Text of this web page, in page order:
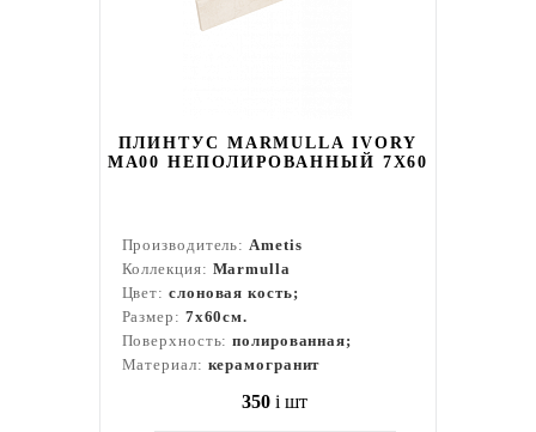
ПЛИНТУС MARMULLA IVORY
MA00 НЕПОЛИРОВАННЫЙ 7X60
Производитель:Ametis
Коллекция: Marmulla
Цвет: слоновая кость;
Размер: 7x60см.
Поверхность:полированная;
Материал: керамогранит
350 i шт